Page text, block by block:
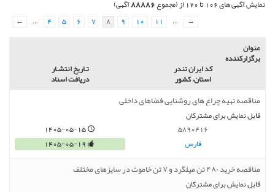
نمایش آگهی های 106 تا 120 از (مجموع 88886آگهی)
←
… 4 5 6 7 8 9 10 11 … →
عنوان
برگزارکننده
کد ایران تندر
استان، کشور
تـاريخ انتشـار
دریافت اسناد
مناقصه تهیه چراغ های روشنایی فضاهای داخلی
قابل نمایش برای مشترکان
5890416
فارس
1405-05-15
1405-05-19
مناقصه خرید ۴۸۰ تن میلگرد و ۷ تن خاموت در سایزهای مختلف
قابل نمایش برای مشترکان